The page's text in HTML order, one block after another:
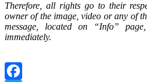
Therefore, all rights go to their
owner of the image, video or any of
message, located on “Info”
immediately.